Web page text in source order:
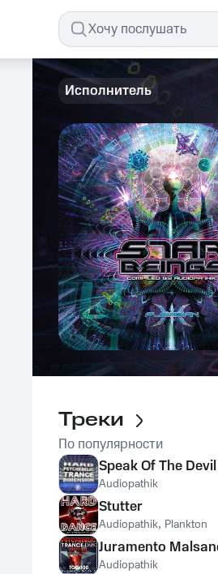
Исполнитель
Треки
По популярности
Speak Of The Devil
Audiopathik
Stutter
Audiopathik, Plankton
Juramento
Audiopathik